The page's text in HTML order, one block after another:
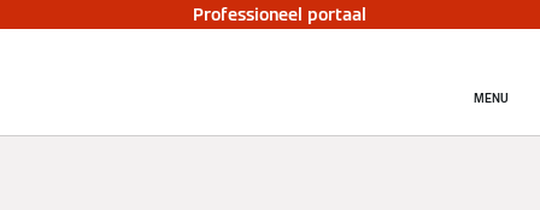
Professioneel portaal
MENU